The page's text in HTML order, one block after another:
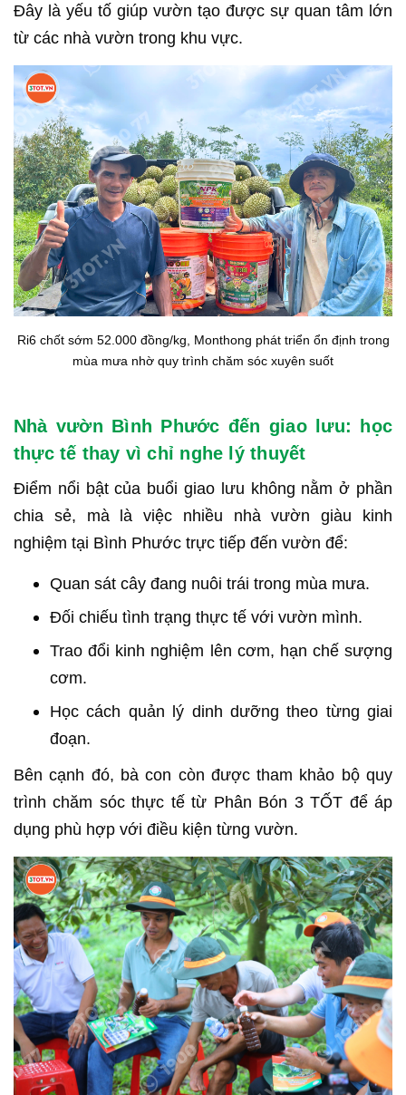
Đây là yếu tố giúp vườn tạo được sự quan tâm lớn
từ các nhà vườn trong khu vực.
Ri6 chốt sớm 52.000 đồng/kg, Monthong phát triển ổn định trong
mùa mưa nhờ quy trình chăm sóc xuyên suốt
Nhà vườn Bình Phước đến giao lưu: học
thực tế thay vì chỉ nghe lý thuyết
Điểm nổi bật của buổi giao lưu không nằm ở phần
chia sẻ, mà là việc nhiều nhà vườn giàu kinh
nghiệm tại Bình Phước trực tiếp đến vườn để:
Quan sát cây đang nuôi trái trong mùa mưa.
Đối chiếu tình trạng thực tế với vườn mình.
Trao đổi kinh nghiệm lên cơm, hạn chế sượng
cơm.
Học cách quản lý dinh dưỡng theo từng giai
đoạn.
Bên cạnh đó, bà con còn được tham khảo bộ quy
trình chăm sóc thực tế từ Phân Bón 3 TỐT để áp
dụng phù hợp với điều kiện từng vườn.